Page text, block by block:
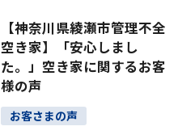
【神奈川県綾瀬市管理不全
空き家】「安心しまし
た。」空き家に関するお客
様の声
お客さまの声